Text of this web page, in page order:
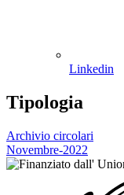
Linkedin
Tipologia
Archivio circolari
Novembre-2022